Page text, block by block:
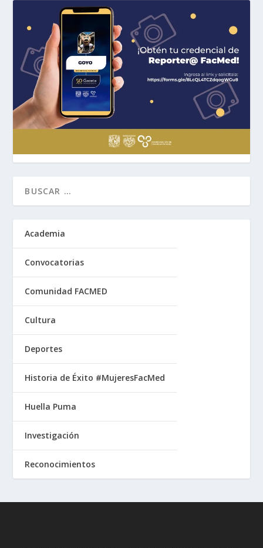
Academia
Convocatorias
Comunidad FACMED
Cultura
Deportes
Historia de Éxito #MujeresFacMed
Huella Puma
Investigación
Reconocimientos